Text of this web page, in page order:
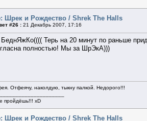
Шрек и Рождество / Shrek The Halls
#26 : 21 Декабрь 2007, 17:16
БеднЯжКо(((( Терь на 20 минут по раньше
полностью! Мы за ШрЭкА)))
Отфеячу, наколдую, тыкну палкой. Недорого!!!
пройдёшь!!! xD
Шрек и Рождество / Shrek The Halls